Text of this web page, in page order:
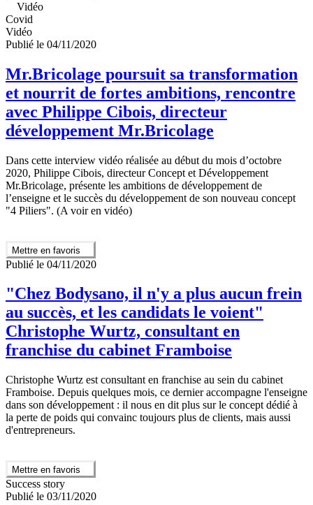
Vidéo
Covid
Vidéo
Publié le 04/11/2020
Mr.Bricolage poursuit sa transformation
et nourrit de fortes ambitions, rencontre
avec Philippe Cibois, directeur
développement Mr.Bricolage
Dans cette interview vidéo réalisée au début du mois d’octobre
2020, Philippe Cibois, directeur Concept et Développement
Mr.Bricolage, présente les ambitions de développement de
l’enseigne et le succès du développement de son nouveau concept
"4 Piliers". (A voir en vidéo)
Mettre en favoris
Publié le 04/11/2020
"Chez Bodysano, il n'y a plus aucun frein
au succès, et les candidats le voient"
Christophe Wurtz, consultant en
franchise du cabinet Framboise
Christophe Wurtz est consultant en franchise au sein du cabinet
Framboise. Depuis quelques mois, ce dernier accompagne l'enseigne
dans son développement : il nous en dit plus sur le concept dédié à
la perte de poids qui convainc toujours plus de clients, mais aussi
d'entrepreneurs.
Mettre en favoris
Success story
Publié le 03/11/2020